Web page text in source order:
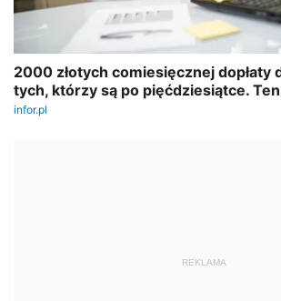
REKLAMA